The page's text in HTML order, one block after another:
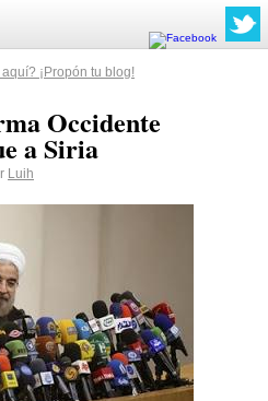
¡Propón tu blog!
Occidente
a Siria
Luih